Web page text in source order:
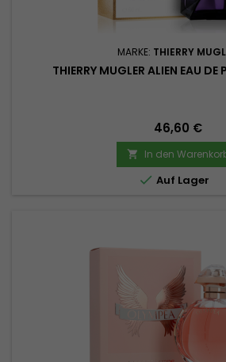
MARKE: THIERRY
THIERRY MUGLER ALIEN EAU
Preis
46,60 €
 In den
 Auf Lager